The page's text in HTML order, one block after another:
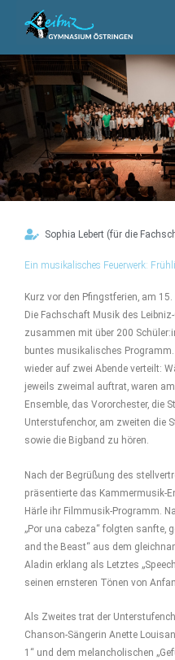
.
klicken
Sophia Lebert (für die
Ein musikalisches Feuerwerk:
Kurz vor den Pfingstferien, am
Die Fachschaft Musik des
zusammen mit über 200
buntes musikalisches
wieder auf zwei Abende verteilt:
jeweils zweimal auftrat, waren
Ensemble, das Vororchester, die
Unterstufenchor, am zweiten die
sowie die Bigband zu hören.
Nach der Begrüßung des
präsentierte das Kammermusik-
Härle ihr Filmmusik-Programm.
„Por una cabeza“ folgten sanfte,
and the Beast“ aus dem
Aladin erklang als Letztes
seinen ernsteren Tönen von
Als Zweites trat der
Chanson-Sängerin Anette
1“ und dem melancholischen